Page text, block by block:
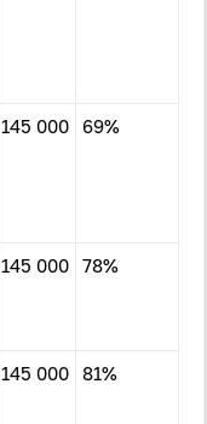
145 000 69%
145 000 78%
145 000 81%